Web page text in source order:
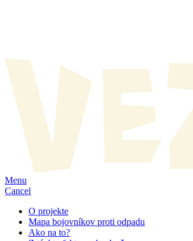
Menu
Cancel
O projekte
Mapa bojovníkov proti odpadu
Ako na to?